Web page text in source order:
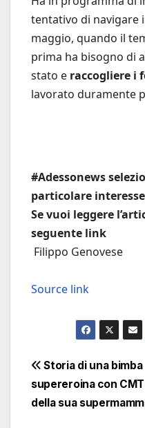
tentativo di navigare
maggio, quando il
prima ha bisogno di
stato e raccogliere i
lavorato duramente
#Adessonews
particolare
Se vuoi leggere
seguente link
Filippo Genovese
Source link
articoli
Storia di una bimba
supereroina con
della sua